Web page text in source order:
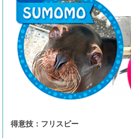
得意技：フリスビー